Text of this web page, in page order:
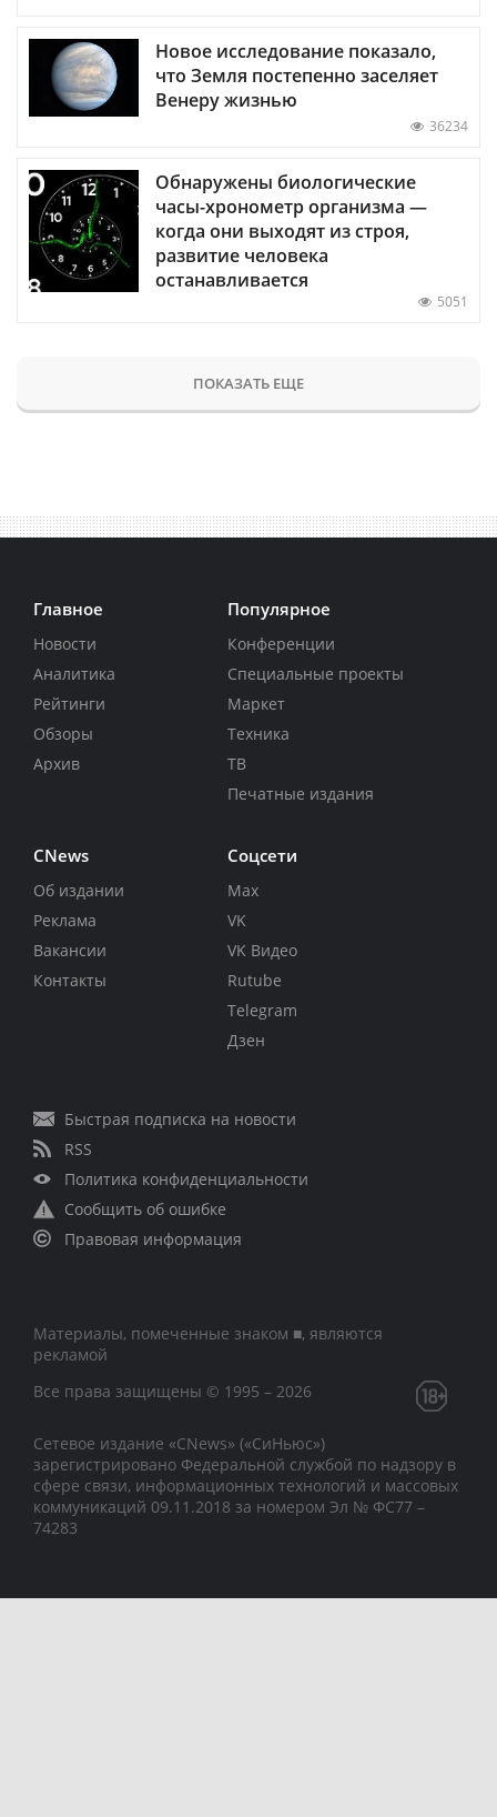
Новое исследование показало,
что Земля постепенно заселяет
Венеру жизнью
36234
Обнаружены биологические
часы-хронометр организма —
когда они выходят из строя,
развитие человека
останавливается
5051
ПОКАЗАТЬ ЕЩЕ
Главное
Новости
Аналитика
Рейтинги
Обзоры
Архив
Популярное
Конференции
Специальные проекты
Маркет
Техника
ТВ
Печатные издания
CNews
Об издании
Реклама
Вакансии
Контакты
Соцсети
Max
VK
VK Видео
Rutube
Telegram
Дзен
Быстрая подписка на новости
RSS
Политика конфиденциальности
Сообщить об ошибке
Правовая информация
Материалы, помеченные знаком ■, являются
рекламой
Все права защищены © 1995 – 2026
Сетевое издание «CNews» («СиНьюс»)
зарегистрировано Федеральной службой по надзору в
сфере связи, информационных технологий и массовых
коммуникаций 09.11.2018 за номером Эл № ФС77 –
74283